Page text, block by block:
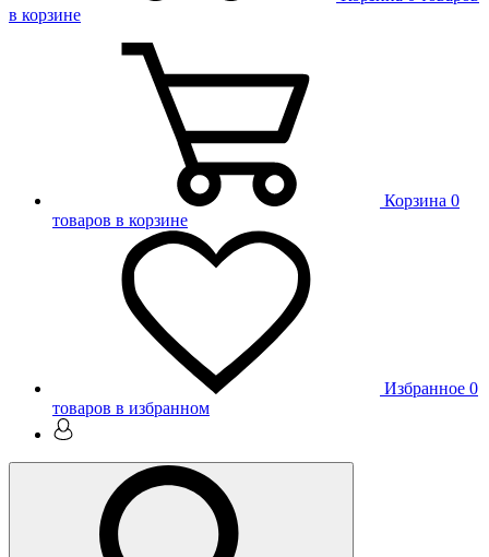
в корзине
Корзина 0
товаров в корзине
Избранное 0
товаров в избранном